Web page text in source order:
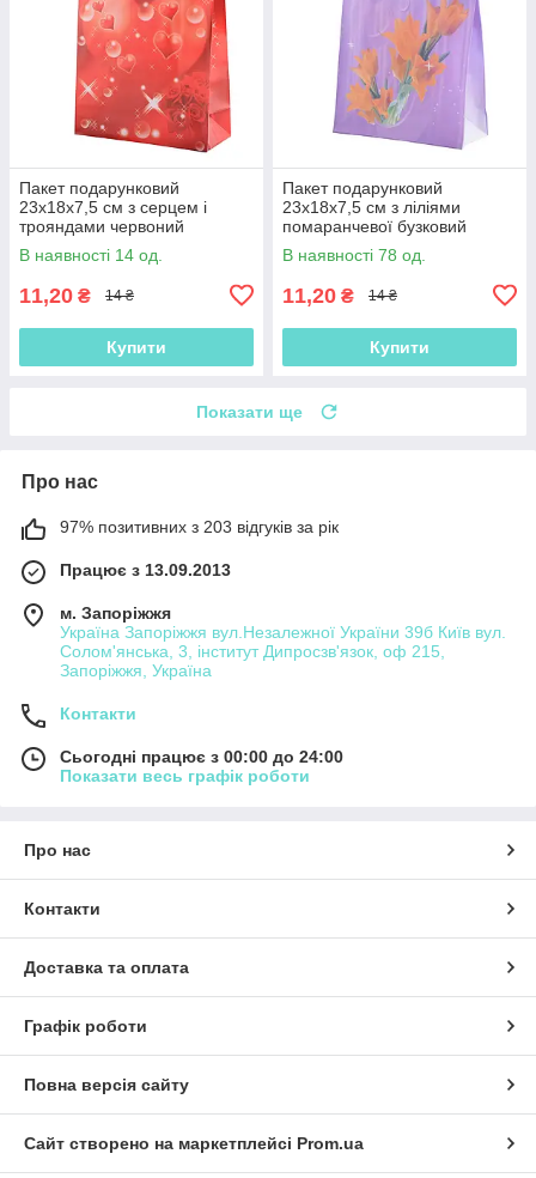
Пакет подарунковий
23х18х7,5 см з серцем і
трояндами червоний
(42301.020)
В наявності 14 од.
11,20 ₴ 14 ₴
Купити
Пакет подарунковий
23х18х7,5 см з ліліями
помаранчевої бузковий
(42301.021)
В наявності 78 од.
11,20 ₴ 14 ₴
Купити
Показати ще
Про нас
97% позитивних з 203 відгуків за рік
Працює з 13.09.2013
м. Запоріжжя
Україна Запоріжжя вул.Незалежної України 39б Київ вул.
Солом'янська, 3, інститут Дипросзв'язок, оф 215,
Запоріжжя, Україна
Контакти
Сьогодні працює з 00:00 до 24:00
Показати весь графік роботи
Про нас
Контакти
Доставка та оплата
Графік роботи
Повна версія сайту
Сайт створено на маркетплейсі Prom.ua